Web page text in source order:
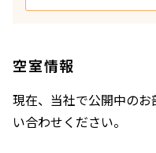
空室情報
現在、当社で公開中の
い合わせください。